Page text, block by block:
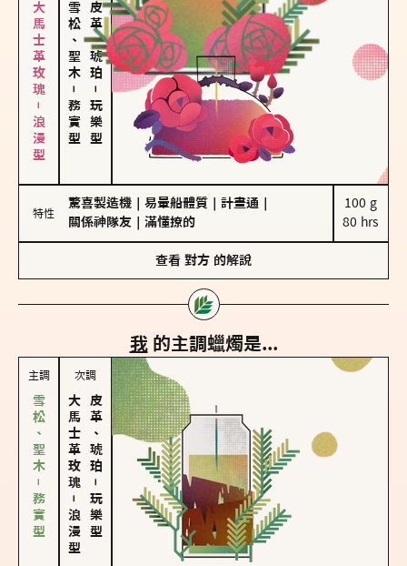
大馬士革玫瑰－浪漫型 雪松、聖木
－
務實型
皮革、琥珀
－
玩樂型
特性
驚喜製造機 易暈船體質 計畫通
關係神隊友
滿懂撩的
100 g
80 hrs
查看 對方 的解說
我 的主調蠟燭是...
主調
雪松、聖木－務實型
次調
大馬士革玫瑰
－
浪漫型
皮革、琥珀
－
玩樂型